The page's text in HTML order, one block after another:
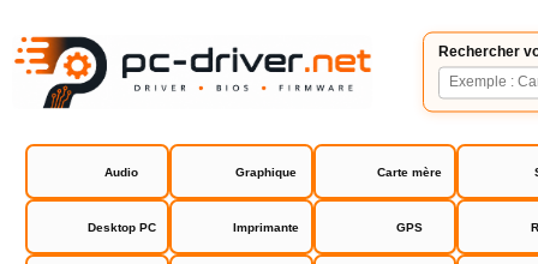
Rechercher
Audio Graphique Carte mère
Desktop PC Imprimante GPS